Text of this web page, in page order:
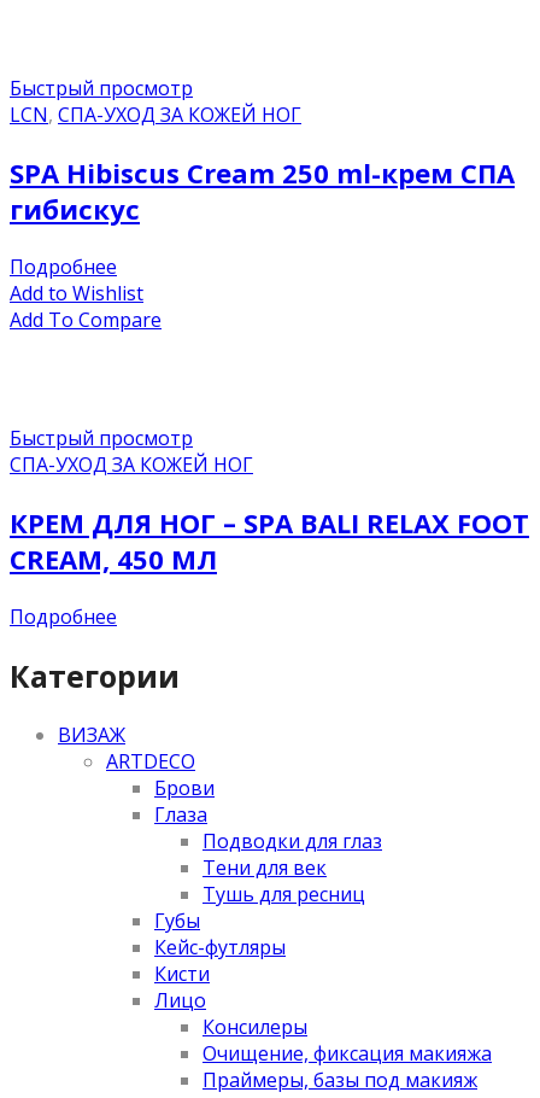
Быстрый просмотр
LCN, СПА-УХОД ЗА КОЖЕЙ НОГ
SPA Hibiscus Cream 250 ml-крем СПА
гибискус
Подробнее
Add to Wishlist
Add To Compare
Быстрый просмотр
СПА-УХОД ЗА КОЖЕЙ НОГ
КРЕМ ДЛЯ НОГ – SPA BALI RELAX FOOT
CREAM, 450 МЛ
Подробнее
Категории
ВИЗАЖ
ARTDECO
Брови
Глаза
Подводки для глаз
Тени для век
Тушь для ресниц
Губы
Кейс-футляры
Кисти
Лицо
Консилеры
Очищение, фиксация макияжа
Праймеры, базы под макияж